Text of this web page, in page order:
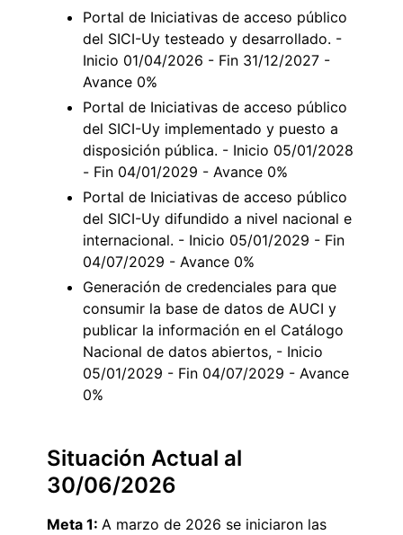
Portal de Iniciativas de acceso público
del SICI-Uy testeado y desarrollado. -
Inicio 01/04/2026 - Fin 31/12/2027 -
Avance 0%
Portal de Iniciativas de acceso público
del SICI-Uy implementado y puesto a
disposición pública. - Inicio 05/01/2028
- Fin 04/01/2029 - Avance 0%
Portal de Iniciativas de acceso público
del SICI-Uy difundido a nivel nacional e
internacional. - Inicio 05/01/2029 - Fin
04/07/2029 - Avance 0%
Generación de credenciales para que
consumir la base de datos de AUCI y
publicar la información en el Catálogo
Nacional de datos abiertos, - Inicio
05/01/2029 - Fin 04/07/2029 - Avance
0%
Situación Actual al
30/06/2026
Meta 1: A marzo de 2026 se iniciaron las